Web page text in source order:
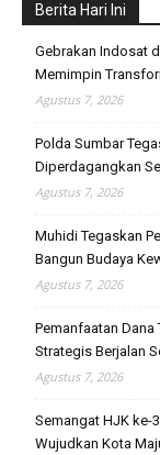
Berita Hari Ini
Gebrakan Indosat
Memimpin
Agustus 7, 2026
Polda Sumbar
Diperdagangkan
Agustus 7, 2026
Muhidi Tegaskan
Bangun Budaya
Agustus 7, 2026
Pemanfaatan Dana
Strategis Berjalan
Agustus 7, 2026
Semangat HJK ke-
Wujudkan Kota